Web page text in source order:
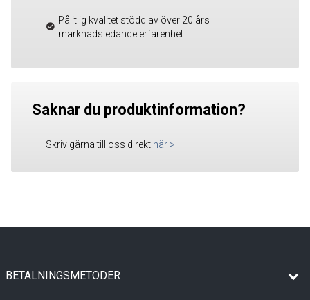
Pålitlig kvalitet stödd av över 20 års
marknadsledande erfarenhet
Saknar du produktinformation?
Skriv gärna till oss direkt här >
BETALNINGSMETODER